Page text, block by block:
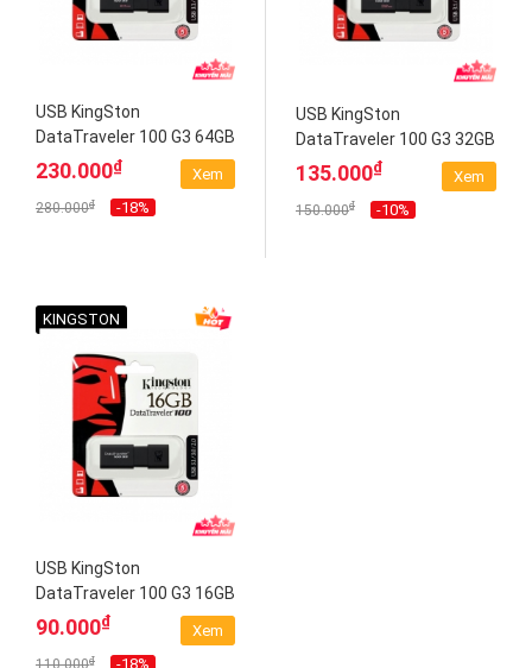
USB KingSton
DataTraveler 100 G3 64GB
(DT100G3/64GB)
230.000₫
280.000₫ -18%
Xem
USB KingSton
DataTraveler 100 G3 32GB
(DT100G3/32GB)
135.000₫
150.000₫ -10%
Xem
KINGSTON
USB KingSton
DataTraveler 100 G3 16GB
(DT100G3/16GB)
90.000₫
110.000₫ -18%
Xem